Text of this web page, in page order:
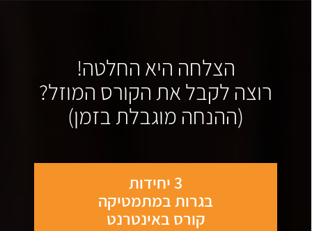
הצלחה היא החלטה!
רוצה לקבל את הקורס המוזל?
(ההנחה מוגבלת בזמן)
3 יחידות
בגרות במתמטיקה
קורס באינטרנט